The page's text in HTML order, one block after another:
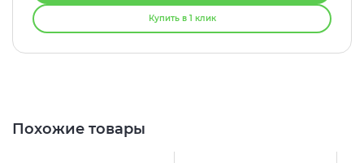
Купить в 1 клик
Похожие товары